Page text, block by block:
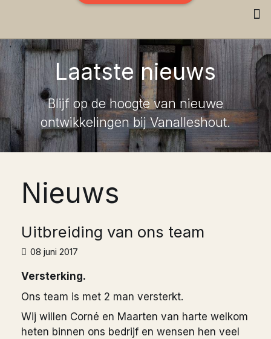
Laatste nieuws
Blijf op de hoogte van nieuwe
ontwikkelingen bij Vanalleshout.
Nieuws
Uitbreiding van ons team
08 juni 2017
Versterking.
Ons team is met 2 man versterkt.
Wij willen Corné en Maarten van harte welkom
heten binnen ons bedrijf en wensen hen veel